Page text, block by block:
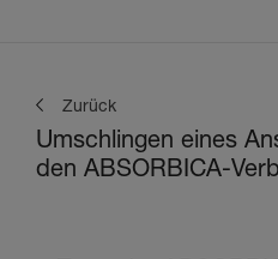
Zurück
Umschlingen eines
den ABSORBICA-